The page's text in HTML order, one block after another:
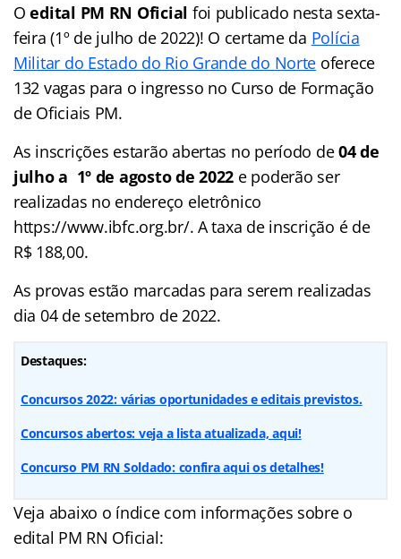
Oedital PM RN Oficial foi publicado nesta sexta-
feira (1º de julho de 2022)! O certame da Polícia
Militar do Estado do Rio Grande do Norte oferece
132 vagas para o ingresso no Curso de Formação
de Oficiais PM.
As inscrições estarão abertas no período de04 de
julho a 1º de agosto de 2022 e poderão ser
realizadas no endereço eletrônico
https://www.ibfc.org.br/. A taxa de inscrição é de
R$ 188,00.
As provas estão marcadas para serem realizadas
dia 04 de setembro de 2022.
Destaques:
Concursos 2022: várias oportunidades e editais previstos.
Concursos abertos: veja a lista atualizada, aqui!
Concurso PM RN Soldado: confira aqui os detalhes!
Veja abaixo o índicecom informações sobre o
edital PM RN Oficial: